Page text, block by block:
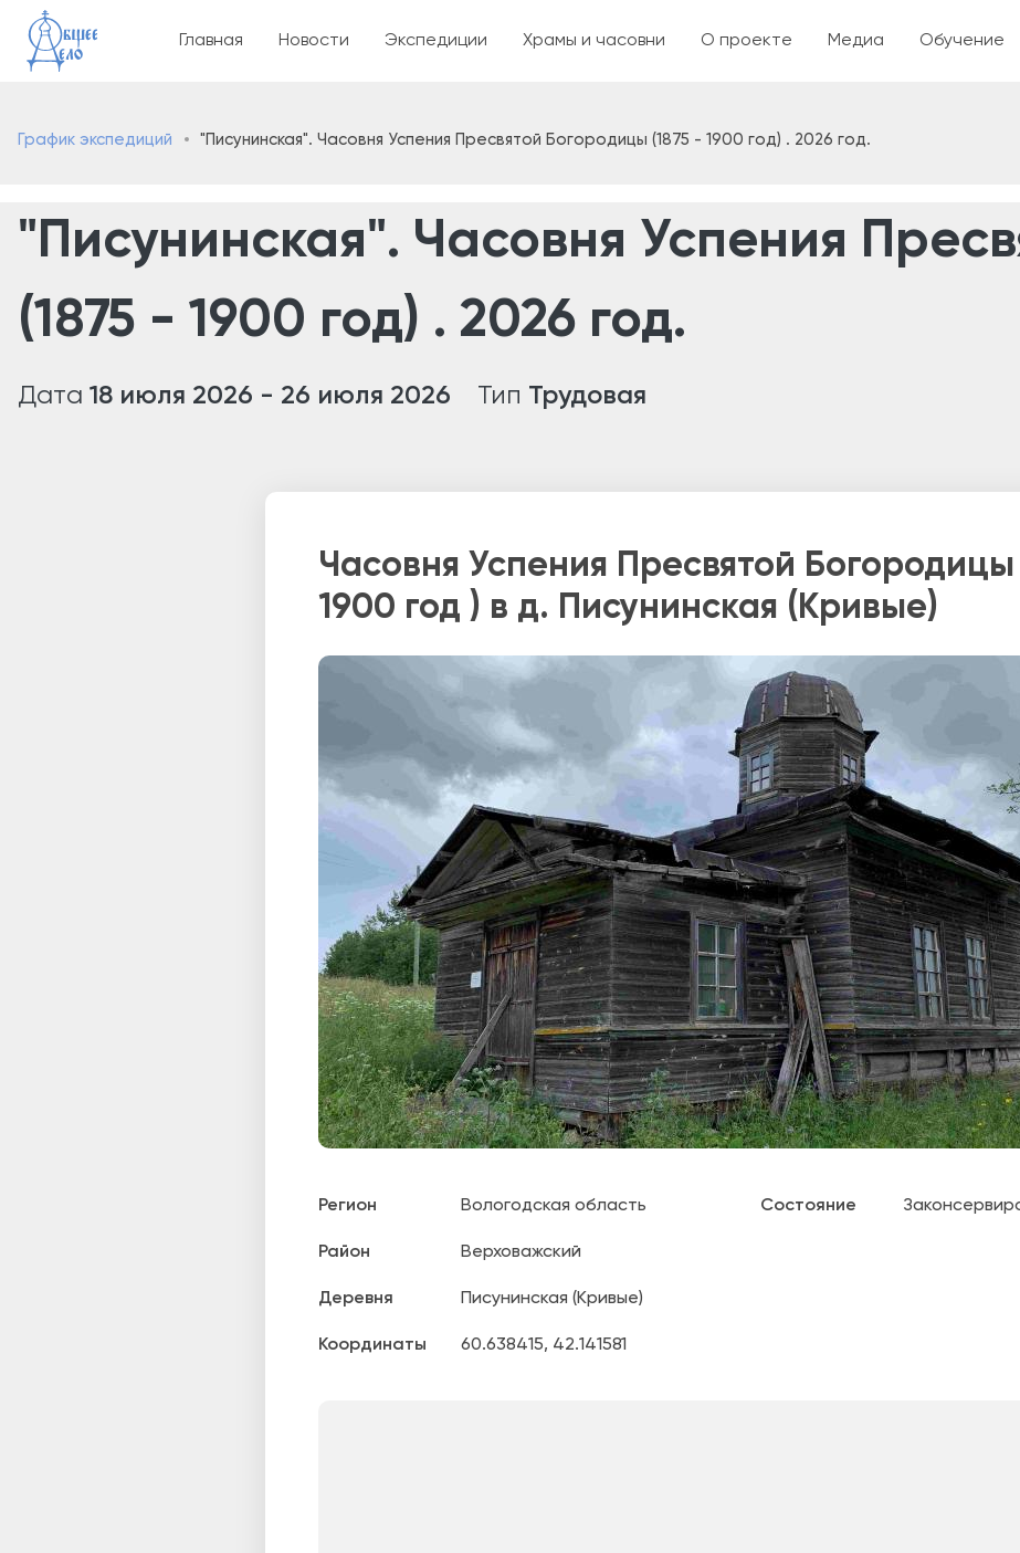
Основная навигация
Главная Новости Экспедиции Храмы и часовни О проекте Медиа Обучение
График экспедиций "Писунинская". Часовня Успения Пресвятой Богородицы (1875 - 1900 год) . 2026 год.
"Писунинская". Часовня Успения
(1875 - 1900 год) . 2026 год.
Дата 18 июля 2026 - 26 июля 2026 Тип Трудовая
Часовня Успения Пресвятой Богородицы
1900 год ) в д. Писунинская (Кривые)
Регион Вологодская область
Район Верховажский
Деревня Писунинская (Кривые)
Координаты 60.638415, 42.141581
Состояние